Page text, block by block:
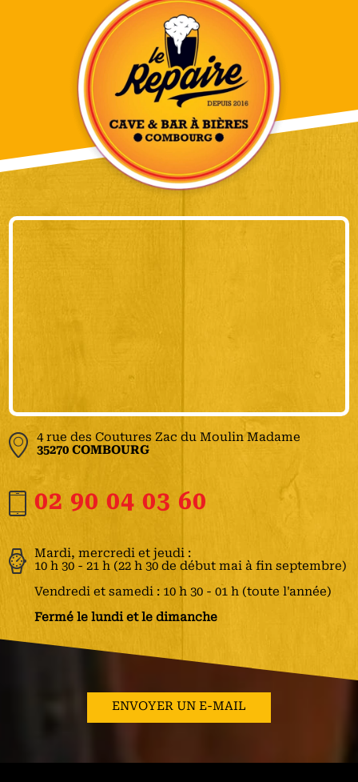
4 rue des Coutures Zac du Moulin Madame
35270 COMBOURG
02 90 04 03 60
Mardi, mercredi et jeudi :
10 h 30 - 21 h (22 h 30 de début mai à fin septembre)
Vendredi et samedi : 10 h 30 - 01 h (toute l'année)
Fermé le lundi et le dimanche
ENVOYER UN E-MAIL